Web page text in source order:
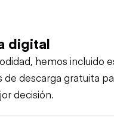
digital
hemos incluido
descarga gratuita
decisión.